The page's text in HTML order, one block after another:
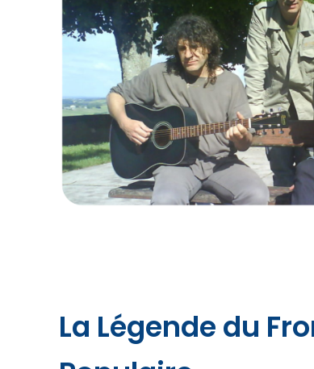
La Légende du